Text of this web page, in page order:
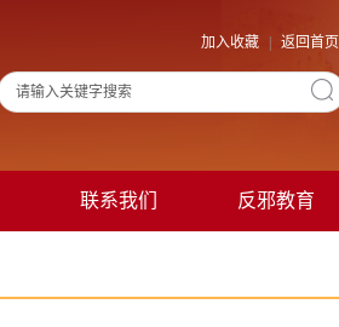
加入收藏 返回首页
联系我们 反邪教育